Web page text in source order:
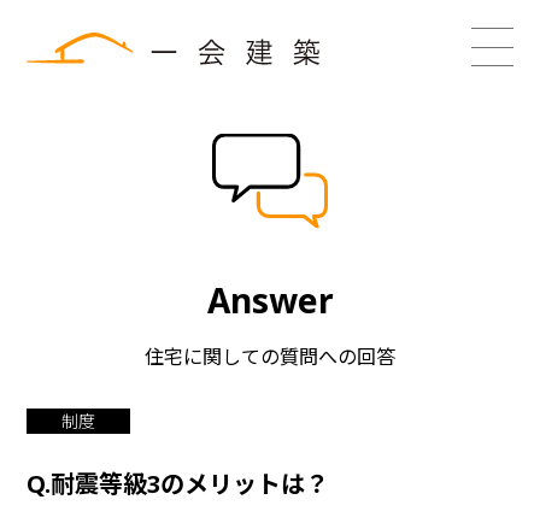
Answer
住宅に関しての質問への回答
制度
Q.耐震等級3のメリットは？